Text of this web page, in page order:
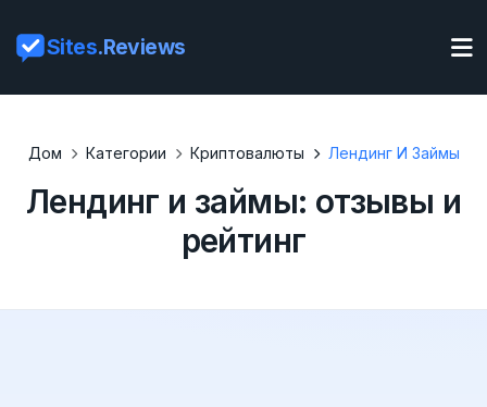
Sites.Reviews
Дом Категории Криптовалюты Лендинг И Займы
Лендинг и займы: отзывы и
рейтинг